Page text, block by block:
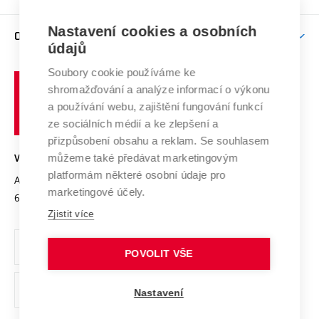
E-přihláška
Závěrečné práce
Doktorské studium
Studium bez bariér
Podpora podnikání
Mezinárodní vědecká rada
Systém zajišťování kvality výzkumu
Výzkumné infrastruktury
Transfer znalostí
Open Science
Projekty
Projekty ze strukturálních fondů
Specifický výzkum
Firemní spolupráce
Zahraniční spolupráce
Spolupráce se školami
Mezinárodní dohody
Univerzitní sítě
O UNIVERZITĚ
Profil univerzity
Udržitelná univerzita
Podnikavá univerzita / ContriBUTe
Bezpečná univerzita
Vyznamenání
Organizační struktura
Ochrana osobních údajů
odkaz)
učení
technické
Brně
VYSOKÉ UČENÍ TECHNICKÉ V BRNĚ
Antonínská 548/1
602 00 Brno
www.vut.cz
vut@vutbr.cz
Nastavení cookies a osobních
údajů
Soubory cookie používáme ke
shromažďování a analýze informací o výkonu
a používání webu, zajištění fungování funkcí
ze sociálních médií a ke zlepšení a
přizpůsobení obsahu a reklam. Se souhlasem
můžeme také předávat marketingovým
platformám některé osobní údaje pro
marketingové účely.
Zjistit více
POVOLIT VŠE
Nastavení